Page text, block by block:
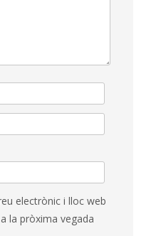
electrònic i lloc web
la pròxima vegada